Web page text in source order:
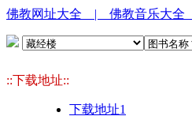
佛教网址大全 | 佛教音乐大全
::下载地址::
下载地址1